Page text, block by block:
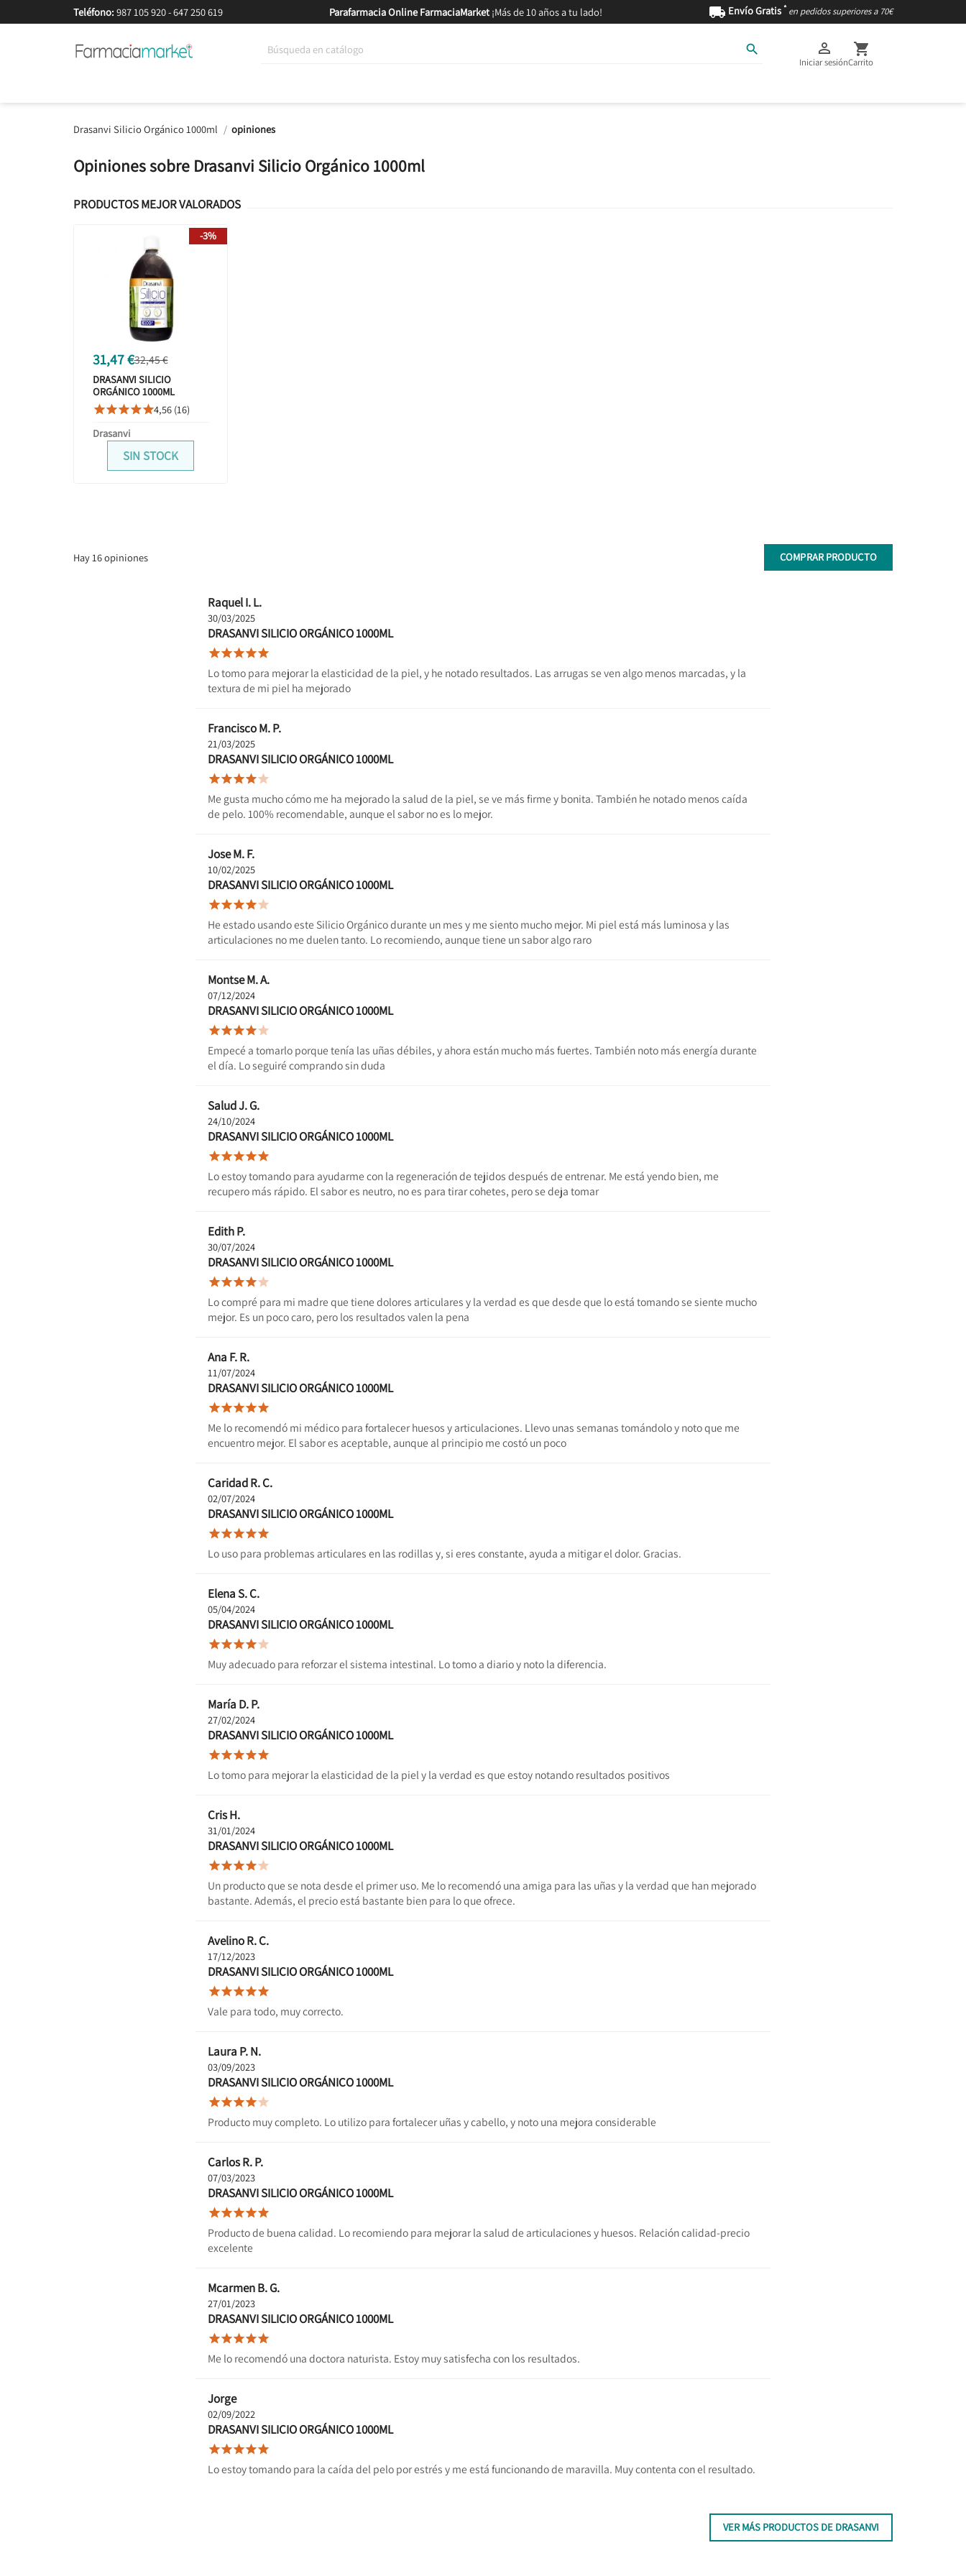
Teléfono: 987 105 920-647 250 619 Parafarmacia Online FarmaciaMarket¡Más de 10 años a tu lado!  Envío Gratis * en pedidos superiores a 70€
 
Iniciar sesión

Carrito
Drasanvi Silicio Orgánico 1000ml opiniones
Opiniones sobre Drasanvi Silicio Orgánico 1000ml
PRODUCTOS MEJOR VALORADOS
31,47 €32,45 €
DRASANVI SILICIO
ORGÁNICO 1000ML
4,56 (16)
Drasanvi
SIN STOCK
-3%
Hay 16 opiniones COMPRAR PRODUCTO
Raquel I. L.
30/03/2025
DRASANVI SILICIO ORGÁNICO 1000ML

Lo tomo para mejorar la elasticidad de la piel, y he notado resultados. Las arrugas se ven algo menos marcadas, y la
textura de mi piel ha mejorado
Francisco M. P.
21/03/2025
DRASANVI SILICIO ORGÁNICO 1000ML

Me gusta mucho cómo me ha mejorado la salud de la piel, se ve más firme y bonita. También he notado menos caída
de pelo. 100% recomendable, aunque el sabor no es lo mejor.
Jose M. F.
10/02/2025
DRASANVI SILICIO ORGÁNICO 1000ML

He estado usando este Silicio Orgánico durante un mes y me siento mucho mejor. Mi piel está más luminosa y las
articulaciones no me duelen tanto. Lo recomiendo, aunque tiene un sabor algo raro
Montse M. A.
07/12/2024
DRASANVI SILICIO ORGÁNICO 1000ML

Empecé a tomarlo porque tenía las uñas débiles, y ahora están mucho más fuertes. También noto más energía durante
el día. Lo seguiré comprando sin duda
Salud J. G.
24/10/2024
DRASANVI SILICIO ORGÁNICO 1000ML

Lo estoy tomando para ayudarme con la regeneración de tejidos después de entrenar. Me está yendo bien, me
recupero más rápido. El sabor es neutro, no es para tirar cohetes, pero se deja tomar
Edith P.
30/07/2024
DRASANVI SILICIO ORGÁNICO 1000ML

Lo compré para mi madre que tiene dolores articulares y la verdad es que desde que lo está tomando se siente mucho
mejor. Es un poco caro, pero los resultados valen la pena
Ana F. R.
11/07/2024
DRASANVI SILICIO ORGÁNICO 1000ML

Me lo recomendó mi médico para fortalecer huesos y articulaciones. Llevo unas semanas tomándolo y noto que me
encuentro mejor. El sabor es aceptable, aunque al principio me costó un poco
Caridad R. C.
02/07/2024
DRASANVI SILICIO ORGÁNICO 1000ML

Lo uso para problemas articulares en las rodillas y, si eres constante, ayuda a mitigar el dolor. Gracias.
Elena S. C.
05/04/2024
DRASANVI SILICIO ORGÁNICO 1000ML

Muy adecuado para reforzar el sistema intestinal. Lo tomo a diario y noto la diferencia.
María D. P.
27/02/2024
DRASANVI SILICIO ORGÁNICO 1000ML

Lo tomo para mejorar la elasticidad de la piel y la verdad es que estoy notando resultados positivos
Cris H.
31/01/2024
DRASANVI SILICIO ORGÁNICO 1000ML

Un producto que se nota desde el primer uso. Me lo recomendó una amiga para las uñas y la verdad que han mejorado
bastante. Además, el precio está bastante bien para lo que ofrece.
Avelino R. C.
17/12/2023
DRASANVI SILICIO ORGÁNICO 1000ML

Vale para todo, muy correcto.
Laura P. N.
03/09/2023
DRASANVI SILICIO ORGÁNICO 1000ML

Producto muy completo. Lo utilizo para fortalecer uñas y cabello, y noto una mejora considerable
Carlos R. P.
07/03/2023
DRASANVI SILICIO ORGÁNICO 1000ML

Producto de buena calidad. Lo recomiendo para mejorar la salud de articulaciones y huesos. Relación calidad-precio
excelente
Mcarmen B. G.
27/01/2023
DRASANVI SILICIO ORGÁNICO 1000ML

Me lo recomendó una doctora naturista. Estoy muy satisfecha con los resultados.
Jorge
02/09/2022
DRASANVI SILICIO ORGÁNICO 1000ML

Lo estoy tomando para la caída del pelo por estrés y me está funcionando de maravilla. Muy contenta con el resultado.
VER MÁS PRODUCTOS DE DRASANVI